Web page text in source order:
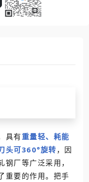
具有重量轻、耗能
头可360°旋转 ，因
厂等广泛采用，
重要的作用。把手